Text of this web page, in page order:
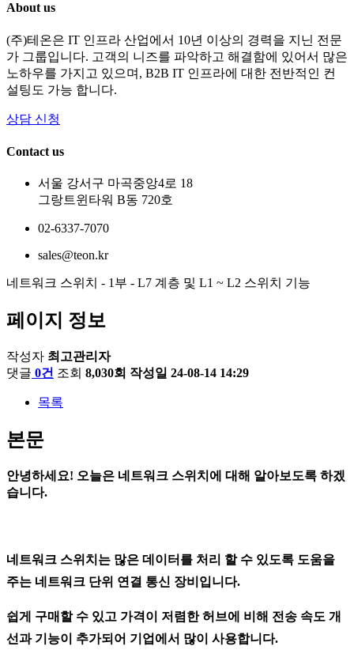
About us
(주)테온은 IT 인프라 산업에서 10년 이상의 경력을 지닌 전문
가 그룹입니다. 고객의 니즈를 파악하고 해결함에 있어서 많은
노하우를 가지고 있으며, B2B IT 인프라에 대한 전반적인 컨
설팅도 가능 합니다.
상담 신청
Contact us
서울 강서구 마곡중앙4로 18
그랑트윈타워 B동 720호
02-6337-7070
sales@teon.kr
네트워크 스위치 - 1부 - L7 계층 및 L1 ~ L2 스위치 기능
페이지 정보
작성자 최고관리자
댓글 0건 조회 8,030회 작성일 24-08-14 14:29
목록
본문
안녕하세요! 오늘은 네트워크 스위치에 대해 알아보도록 하겠
습니다.
네트워크 스위치는 많은 데이터를 처리 할 수 있도록 도움을
주는 네트워크 단위 연결 통신 장비입니다.
쉽게 구매할 수 있고 가격이 저렴한 허브에 비해 전송 속도 개
선과 기능이 추가되어 기업에서 많이 사용합니다.